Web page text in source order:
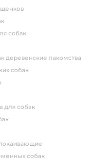
собак
деревенские лакомства
собак
для собак
собак